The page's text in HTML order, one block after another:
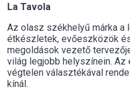
La Tavola
Az olasz székhelyű márka a
étkészletek, evőeszközök
megoldások vezető
világ legjobb helyszínein.
végtelen választékával
kínál.